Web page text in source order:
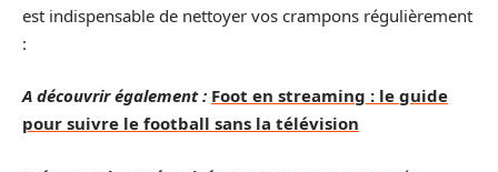
est indispensable de nettoyer vos crampons régulièrement
:
A découvrir également : Foot en streaming : le guide
pour suivre le football sans la télévision